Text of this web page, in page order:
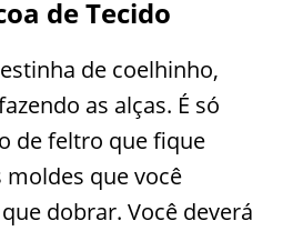
de Tecido
de coelhinho,
as alças. É só
de feltro que fique
que você
dobrar. Você deverá